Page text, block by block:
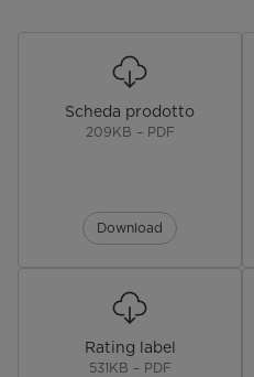
Pressione acqua di alimentazione
Temperatura acqua di
Rapporto di desalinizzazione
Riduzione del cloro
Rimozione Colon Bacillus
Scheda prodotto
209KB – PDF
Download
Rating label
531KB – PDF